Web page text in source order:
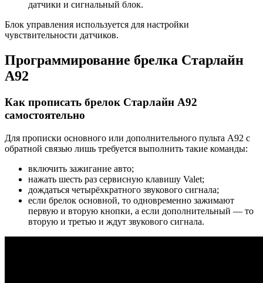
датчики и сигнальный блок.
Блок управления используется для настройки
чувствительности датчиков.
Программирование брелка Старлайн
А92
Как прописать брелок Старлайн А92
самостоятельно
Для прописки основного или дополнительного пульта А92 с
обратной связью лишь требуется выполнить такие команды:
включить зажигание авто;
нажать шесть раз сервисную клавишу Valet;
дождаться четырёхкратного звукового сигнала;
если брелок основной, то одновременно зажимают
первую и вторую кнопки, а если дополнительный — то
вторую и третью и ждут звукового сигнала.